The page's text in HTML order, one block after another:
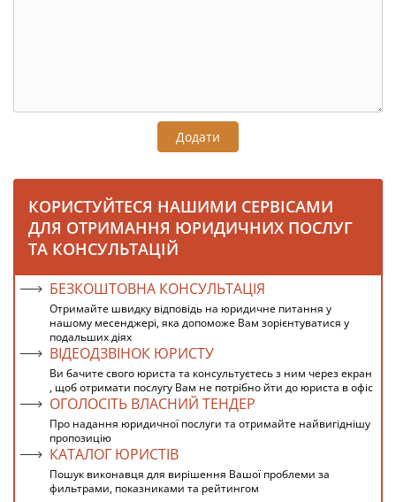
Додати
КОРИСТУЙТЕСЯ НАШИМИ СЕРВІСАМИ
ДЛЯ ОТРИМАННЯ ЮРИДИЧНИХ ПОСЛУГ
ТА КОНСУЛЬТАЦІЙ
БЕЗКОШТОВНА КОНСУЛЬТАЦІЯ
Отримайте швидку відповідь на юридичне питання у
нашому месенджері, яка допоможе Вам зорієнтуватися у
подальших діях
ВІДЕОДЗВІНОК ЮРИСТУ
Ви бачите свого юриста та консультуєтесь з ним через екран
, щоб отримати послугу Вам не потрібно йти до юриста в офіс
ОГОЛОСІТЬ ВЛАСНИЙ ТЕНДЕР
Про надання юридичної послуги та отримайте найвигіднішу
пропозицію
КАТАЛОГ ЮРИСТІВ
Пошук виконавця для вирішення Вашої проблеми за
фильтрами, показниками та рейтингом